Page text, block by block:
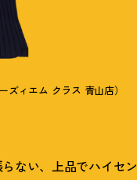
ィエム クラス 青山店）
ない、上品でハイセン